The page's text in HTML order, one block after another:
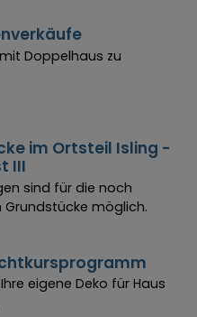
Doppelhaus zu
im Ortsteil Isling -
III
sind für die noch
möglich.
eigene Deko für Haus